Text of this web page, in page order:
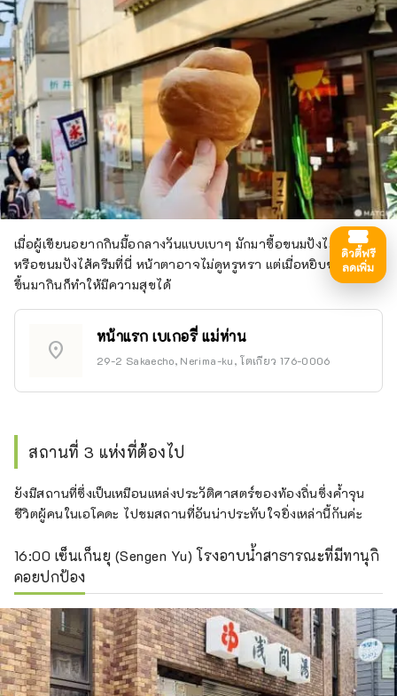
เมื่อผู้เขียนอยากกินมื้อกลางวันแบบเบาๆ มักมาซื้อขนมปังไส้คาว
หรือขนมปังไส้ครีมที่นี่ หน้าตาอาจไม่ดูหรูหรา แต่เมื่อหยิบขนมปังที่นี่
ขึ้นมากินก็ทำให้มีความสุขได้
location_on
หน้าแรก เบเกอรี่ แม่ห่าน
29-2 Sakaecho, Nerima-ku, โตเกียว 176-0006
สถานที่ 3 แห่งที่ต้องไป
ยังมีสถานที่ซึ่งเป็นเหมือนแหล่งประวัติศาสตร์ของท้องถิ่นซึ่งค้ำจุน
ชีวิตผู้คนในเอโคดะ ไปชมสถานที่อันน่าประทับใจยิ่งเหล่านี้กันค่ะ
16:00 เซ็นเก็นยุ (Sengen Yu) โรงอาบน้ำสาธารณะที่มีทานุกิ
คอยปกป้อง
ดิวตี้ฟรี
ลดเพิ่ม